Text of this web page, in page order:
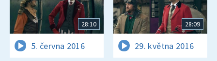
28:10
5. června 2016
28:09
29. května 2016